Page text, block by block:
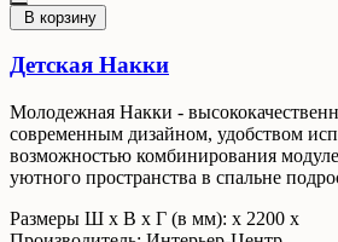
В корзину
Детская Накки
Молодежная Накки -
современным дизайном, удобством
возможностью комбинирования
уютного пространства в спальне
Размеры Ш x В x Г (в мм): х 2200 х